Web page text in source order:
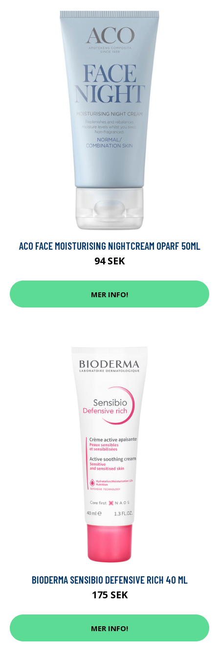
ACO FACE MOISTURISING NIGHTCREAM OPARF 50ML
94 SEK
MER INFO!
BIODERMA SENSIBIO DEFENSIVE RICH 40 ML
175 SEK
MER INFO!